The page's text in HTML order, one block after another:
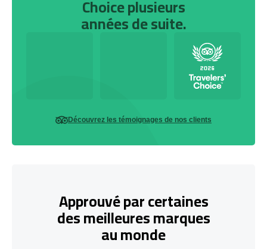
Choice plusieurs
années de suite.
Découvrez les témoignages de nos clients
Approuvé par certaines
des meilleures marques
au monde